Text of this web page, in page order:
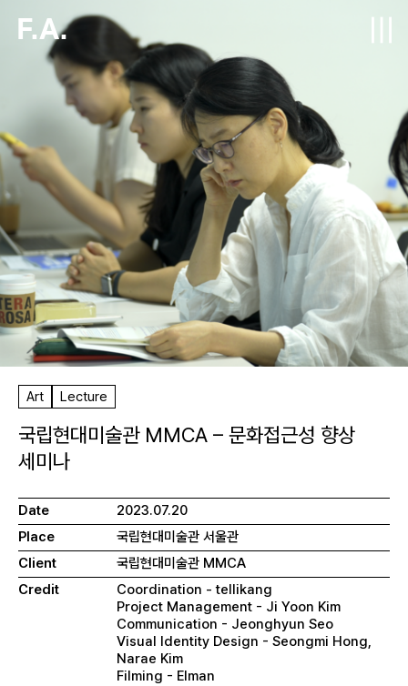
F.A.
Art Lecture
국립현대미술관 MMCA – 문화접근성 향상
세미나
Date
2023.07.20
Place
국립현대미술관 서울관
Client
국립현대미술관 MMCA
Credit
Coordination - tellikang
Project Management - Ji Yoon Kim
Communication - Jeonghyun Seo
Visual Identity Design - Seongmi Hong,
Narae Kim
Filming - Elman